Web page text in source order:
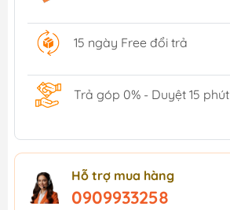
15 ngày Free đổi trả
Trả góp 0% - Duyệt 15 phút
Hỗ trợ mua hàng
0909933258